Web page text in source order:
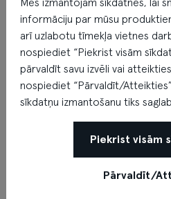
Mēs izmantojam sīkdatnes, lai
informāciju par mūsu
arī uzlabotu tīmekļa vietnes
nospiediet “Piekrist visām
pārvaldīt savu izvēli vai
nospiediet “Pārvaldīt/
sīkdatņu izmantošanu tiks
Piekrist visām
Pārvaldīt/